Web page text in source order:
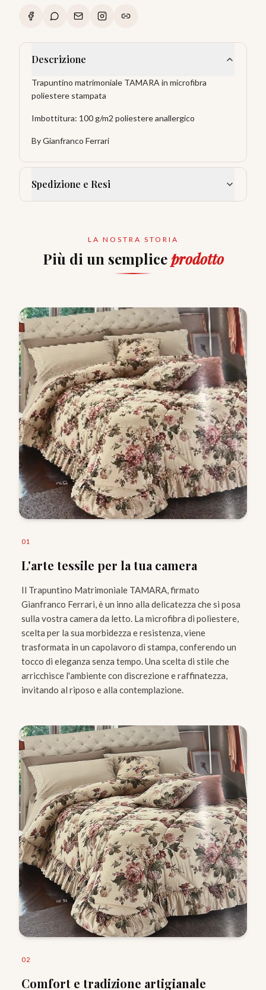
Descrizione
Trapuntino matrimoniale TAMARA in microfibra
poliestere stampata
Imbottitura: 100 g/m2 poliestere anallergico
By Gianfranco Ferrari
Spedizione e Resi
LA NOSTRA STORIA
Più di un sempliceprodotto
01
L'arte tessile per la tua camera
Il Trapuntino Matrimoniale TAMARA, firmato
Gianfranco Ferrari, è un inno alla delicatezza che si posa
sulla vostra camera da letto. La microfibra di poliestere,
scelta per la sua morbidezza e resistenza, viene
trasformata in un capolavoro di stampa, conferendo un
tocco di eleganza senza tempo. Una scelta di stile che
arricchisce l'ambiente con discrezione e raffinatezza,
invitando al riposo e alla contemplazione.
02
Comfort e tradizione artigianale